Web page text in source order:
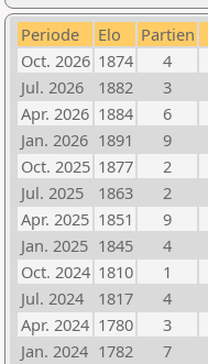
Periode Elo Partien
Oct. 2026 1874 4
Jul. 2026
1882 3
Apr. 2026 1884 6
Jan. 2026 1891 9
Oct. 2025 1877 2
Jul. 2025
1863 2
Apr. 2025 1851 9
Jan. 2025 1845 4
Oct. 2024 1810 1
Jul. 2024
1817 4
Apr. 2024 1780 3
Jan. 2024 1782 7